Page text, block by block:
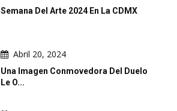
Semana Del Arte 2024 En La CDMX
Abril 20, 2024
Una Imagen Conmovedora Del Duelo
Le O...